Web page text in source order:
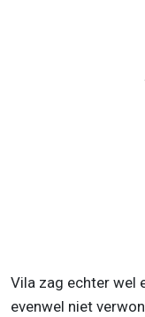
Vila zag echter wel
evenwel niet